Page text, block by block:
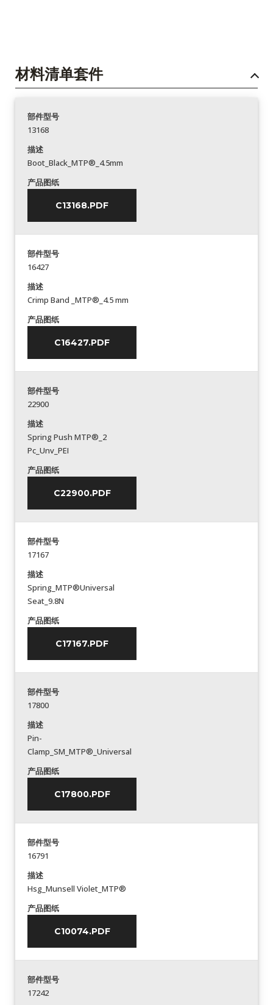
材料清单套件
部件型号
13168
描述
Boot_Black_MTP®_4.5mm
产品图纸
C13168.PDF
部件型号
16427
描述
Crimp Band _MTP®_4.5 mm
产品图纸
C16427.PDF
部件型号
22900
描述
Spring Push MTP®_2
Pc_Unv_PEI
产品图纸
C22900.PDF
部件型号
17167
描述
Spring_MTP®Universal
Seat_9.8N
产品图纸
C17167.PDF
部件型号
17800
描述
Pin-
Clamp_SM_MTP®_Universal
产品图纸
C17800.PDF
部件型号
16791
描述
Hsg_Munsell Violet_MTP®
产品图纸
C10074.PDF
部件型号
17242